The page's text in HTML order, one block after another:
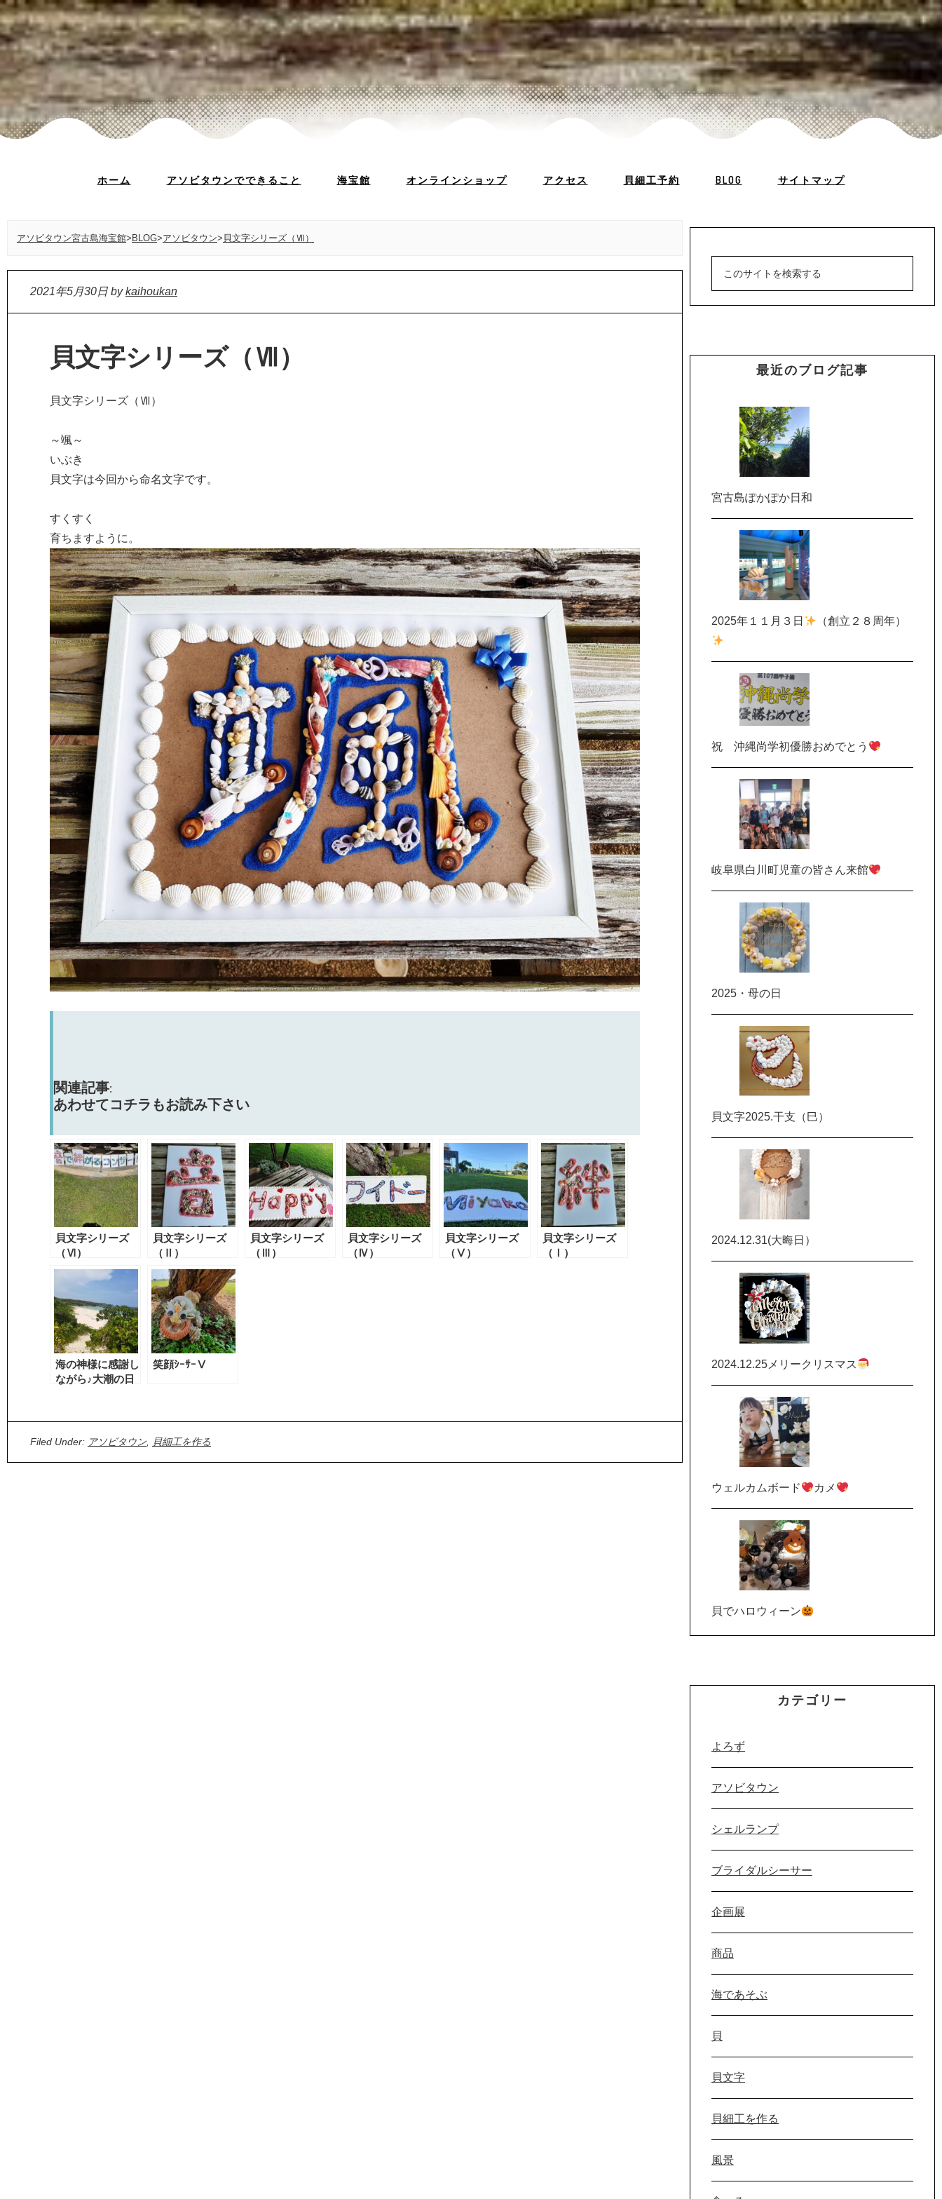
ホーム アソビタウンでできること 海宝館 オンラインショップ アクセス 貝細工予約 BLOG サイトマップ
アソビタウン宮古島海宝館> BLOG>アソビタウン> 貝文字シリーズ（Ⅶ）
2021年5月30日 bykaihoukan
貝文字シリーズ（Ⅶ）
貝文字シリーズ（Ⅶ）
～颯～
いぶき
貝文字は今回から命名文字です。
すくすく
育ちますように。
関連記事:
あわせてコチラもお読み下さい
貝文字シリーズ
（Ⅵ）
貝文字シリーズ
（Ⅱ）
貝文字シリーズ
（Ⅲ）
貝文字シリーズ
（Ⅳ）
貝文字シリーズ
（Ⅴ）
貝文字シリーズ
（Ⅰ）
海の神様に感謝し
ながら♪大潮の日
笑顔ｼｰｻｰⅤ
Filed Under: アソビタウン 貝細工を作る
最近のブログ記事
宮古島ぽかぽか日和
2025年１１月３日 （創立２８周年）
祝 沖縄尚学初優勝おめでとう
岐阜県白川町児童の皆さん来館
2025・母の日
貝文字2025.干支（巳）
2024.12.31(大晦日）
2024.12.25メリークリスマス
ウェルカムボード カメ
貝でハロウィーン
カテゴリー
よろず
アソビタウン
シェルランプ
ブライダルシーサー
企画展
商品
海であそぶ
貝
貝文字
貝細工を作る
風景